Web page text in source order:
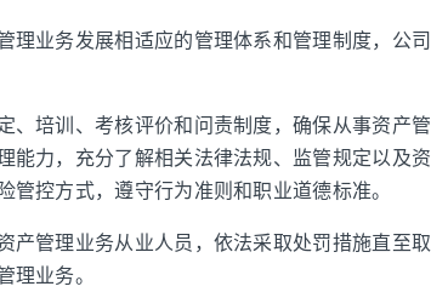
理业务发展相适应的管理体系和管理制度，公司
、培训、考核评价和问责制度，确保从事资产管
能力，充分了解相关法律法规、监管规定以及资
控方式，遵守行为准则和职业道德标准。
产管理业务从业人员，依法采取处罚措施直至取
理业务。